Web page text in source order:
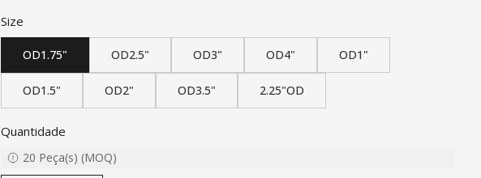
Size
OD1.75" OD2.5" OD3" OD4" OD1"
OD1.5" OD2" OD3.5" 2.25"OD
Quantidade
20 Peça(s) (MOQ)